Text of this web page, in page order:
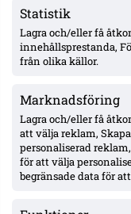
Statistik
Lagra och/eller få
innehållsprestanda,
från olika källor.
Marknadsföring
Lagra och/eller få
att välja reklam,
personaliserad
för att välja
begränsade data för